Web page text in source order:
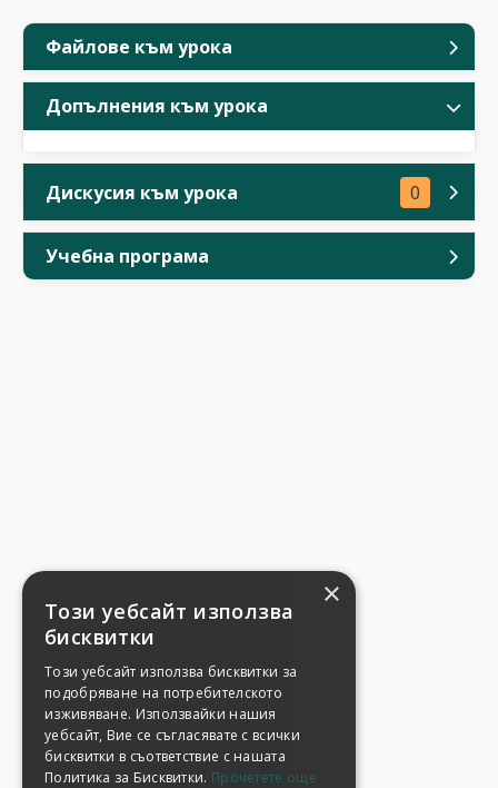
Файлове към урока
Допълнения към урока
Дискусия към урока 0
Учебна програма
×
Този уебсайт използва
бисквитки
Този уебсайт използва бисквитки за
подобряване на потребителското
изживяване. Използвайки нашия
уебсайт, Вие се съгласявате с всички
бисквитки в съответствие с нашата
Политика за Бисквитки. Прочетете още